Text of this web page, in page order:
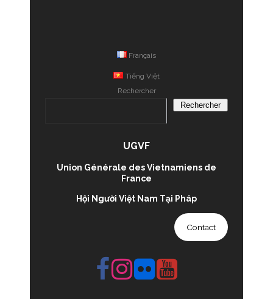
Français
Tiếng Việt
Rechercher
Rechercher
UGVF
Union Générale des Vietnamiens de
France
Hội Người Việt Nam Tại Pháp
Contact